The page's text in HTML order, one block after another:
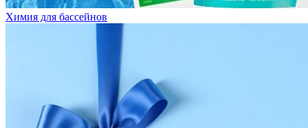
Химия для бассейнов